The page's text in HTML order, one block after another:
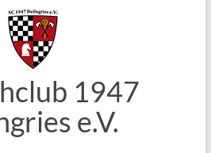
1947
e.V.